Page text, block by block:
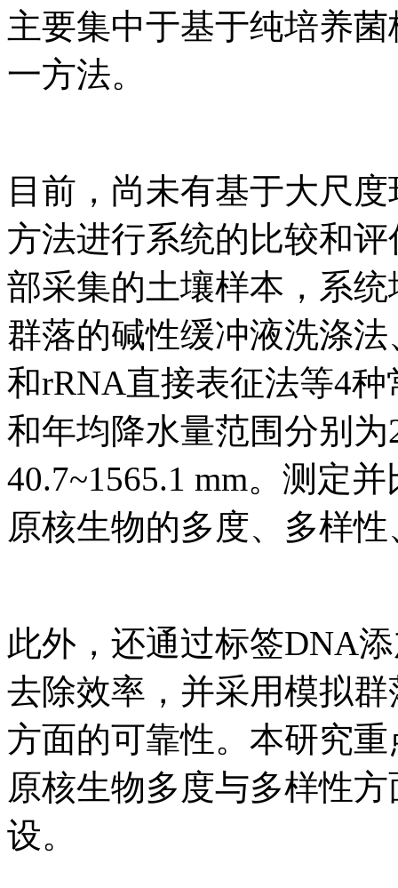
主要集中于基于纯培养
一方法。
目前，尚未有基于大尺
方法进行系统的比较和
部采集的土壤样本，系
群落的碱性缓冲液洗涤
和rRNA直接表征法等4
和年均降水量范围分别为
40.7~1565.1 mm。测定
原核生物的多度、多样
此外，还通过标签DNA
去除效率，并采用模拟
方面的可靠性。本研究
原核生物多度与多样性
设。